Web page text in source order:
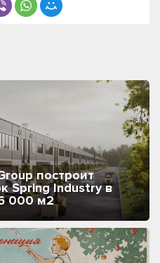
построит
Spring Industry в
000 м2